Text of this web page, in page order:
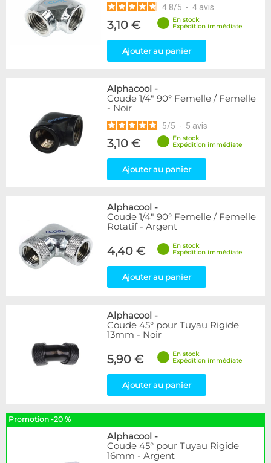
4.8/5 - 4 avis
3,10 €
En stock
Expédition immédiate
Ajouter au panier
Alphacool -
Coude 1/4" 90° Femelle / Femelle
- Noir
5/5 - 5 avis
3,10 €
En stock
Expédition immédiate
Ajouter au panier
Alphacool -
Coude 1/4" 90° Femelle / Femelle
Rotatif - Argent
4,40 €
En stock
Expédition immédiate
Ajouter au panier
Alphacool -
Coude 45° pour Tuyau Rigide
13mm - Noir
5,90 €
En stock
Expédition immédiate
Ajouter au panier
Promotion -20 %
Alphacool -
Coude 45° pour Tuyau Rigide
16mm - Argent